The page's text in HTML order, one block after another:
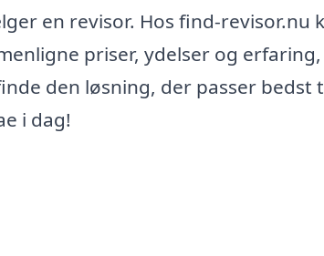
en revisor. Hos find-revisor.nu
priser, ydelser og
den løsning, der passer bedst
i dag!